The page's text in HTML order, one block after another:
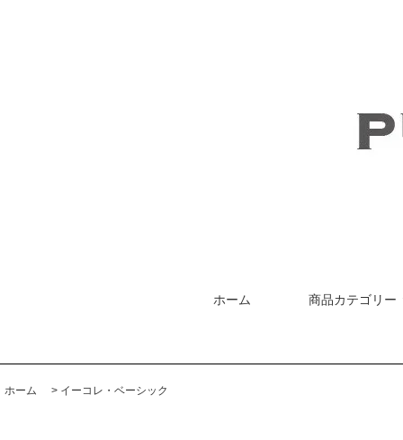
ホーム 商品カテゴリー
ホーム > イーコレ・ベーシック